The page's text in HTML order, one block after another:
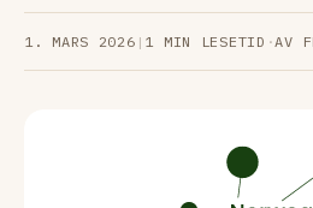
1. MARS 2026 | 1 MIN LESETID ·AV